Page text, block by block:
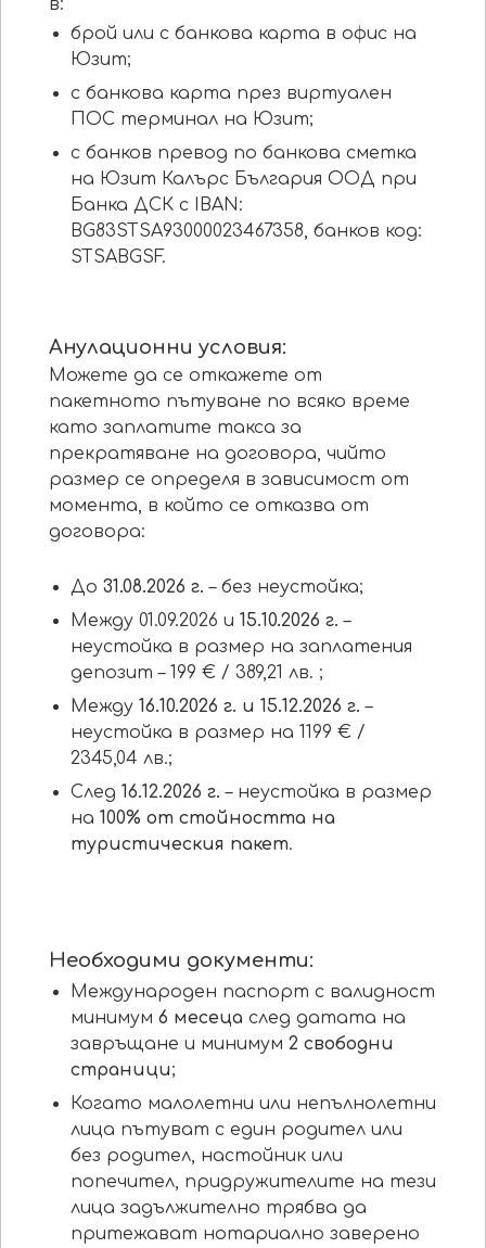
в:
брой или с банкова карта в офис на
Юзит;
с банкова карта през виртуален
ПОС терминал на Юзит;
с банков превод по банкова сметка
на Юзит Калърс България ООД при
Банка ДСК с IBAN:
BG83STSA93000023467358, банков код:
STSABGSF.
Анулационни условия:
Можете да се откажете от
пакетното пътуване по всяко време
като заплатите такса за
прекратяване на договора, чийто
размер се определя в зависимост от
момента, в който се отказва от
договора:
До 31.08.2026 г. – без неустойка;
Между 01.09.2026 и 15.10.2026 г. –
неустойка в размер на заплатения
депозит – 199 € / 389,21 лв. ;
Между 16.10.2026 г. и 15.12.2026 г. –
неустойка в размер на 1199 € /
2345,04 лв.;
След 16.12.2026 г. – неустойка в размер
на 100% от стойността на
туристическия пакет.
Необходими документи:
Международен паспорт с валидност
минимум 6 месеца след датата на
завръщане и минимум 2 свободни
страници;
Когато малолетни или непълнолетни
лица пътуват с един родител или
без родител, настойник или
попечител, придружителите на тези
лица задължително трябва да
притежават нотариално заверено